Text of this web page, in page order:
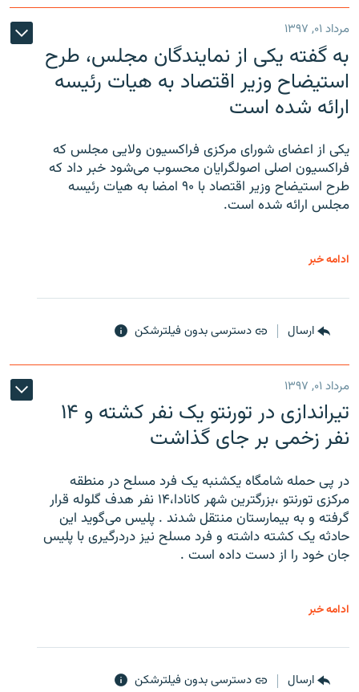
مرداد ۰۱, ۱۳۹۷
به گفته یکی از نمایندگان مجلس، طرح
استیضاح وزیر اقتصاد به هیات رئیسه
ارائه شده است
یکی از اعضای شورای مرکزی فراکسیون ولایی مجلس که
فراکسیون اصلی اصولگرایان محسوب می‌شود خبر داد که
طرح استیضاح وزیر اقتصاد با ۹۰ امضا به هیات رئیسه
مجلس ارائه شده است.
ادامه خبر
ارسال دسترسی بدون فیلترشکن
مرداد ۰۱, ۱۳۹۷
تیراندازی در تورنتو یک نفر کشته و ۱۴
نفر زخمی بر جای گذاشت
در پی حمله شامگاه یکشنبه یک فرد مسلح در منطقه
مرکزی تورنتو ،‌بزرگترین شهر کانادا،۱۴ نفر هدف گلوله قرار
گرفته و به بیمارستان منتقل شدند . پلیس می‌گوید این
حادثه یک کشته داشته و فرد مسلح نیز دردرگیری با پلیس
جان خود را از دست داده است .
ادامه خبر
ارسال دسترسی بدون فیلترشکن